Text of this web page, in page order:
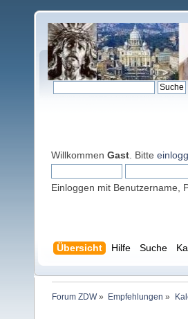
Willkommen Gast . Bitte
Einloggen mit Benutzername,
Übersicht Hilfe Suche
Forum ZDW» Empfehlungen »